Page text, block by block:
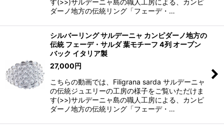
す(>>)サルデーニャ島の職人工房による、カンピ
ダーノ地方の伝統リング「フェーデ・…
シルバーリング サルデーニャ カンピダーノ地方の
伝統 フェーデ・サルダ 葉モチーフ 4列 オープン
バック イタリア製
27,000円
こちらの動画では、Filigrana sarda サルデーニャ
の伝統ジュエリーの工房の様子をご覧いただけま
す(>>)サルデーニャ島の職人工房による、カンピ
ダーノ地方の伝統リング「フェーデ・…